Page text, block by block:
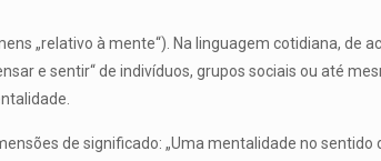
„relativo à mente“). Na linguagem cotidiana, de
e sentir“ de indivíduos, grupos sociais ou até
de significado: „Uma mentalidade no